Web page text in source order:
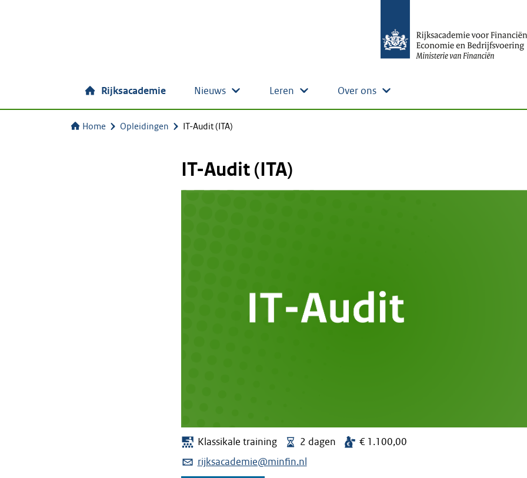
Rijksacademie Nieuws Leren Over ons
Home Opleidingen IT-Audit (ITA)
IT-Audit (ITA)
Klassikale training 2 dagen
€ 1.100,00
rijksacademie@minfin.nl